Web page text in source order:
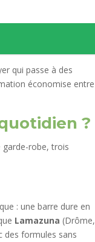
qui passe à des
économise entre
?
robe, trois
: une barre dure en
Lamazuna (Drôme,
des formules sans